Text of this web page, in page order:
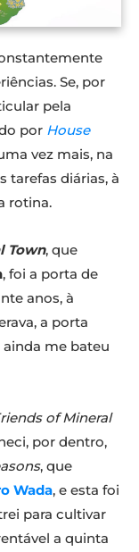
Se, por
pela
por House
vez mais, na
tarefas diárias, à
rotina.
Town, que
, foi a porta de
anos, à
a porta
me bateu
of Mineral
por dentro,
, que
Wada, e esta foi
para cultivar
a quinta